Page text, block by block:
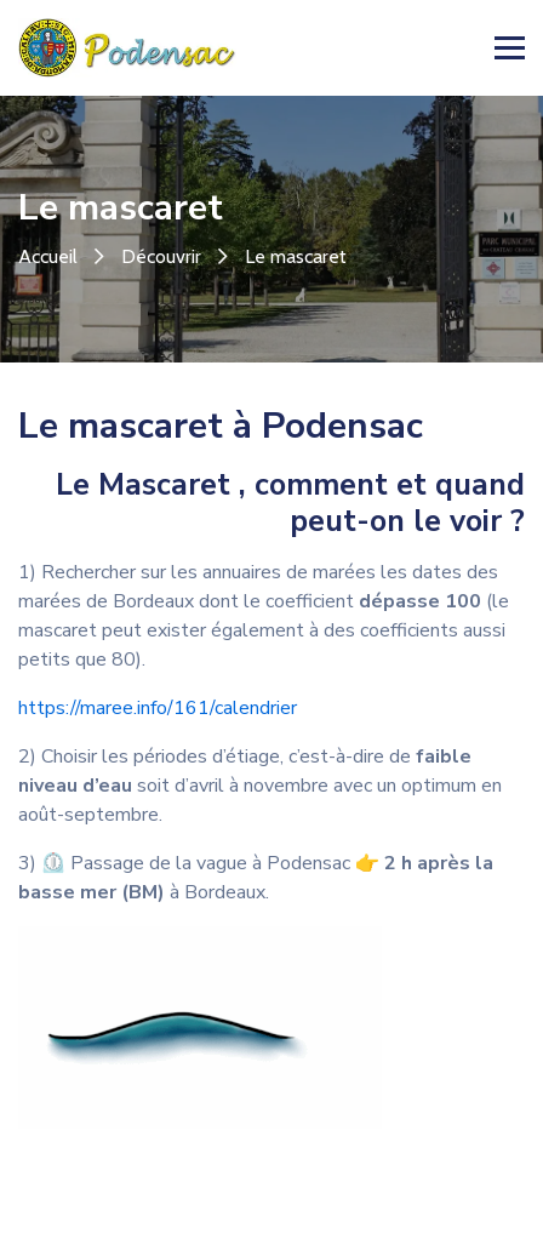
Le mascaret
Accueil Découvrir Le mascaret
Le mascaret à Podensac
Le Mascaret , comment et quand
peut-on le voir ?
1) Rechercher sur les annuaires de marées les dates des
marées de Bordeaux dont le coefficient dépasse 100 (le
mascaret peut exister également à des coefficients aussi
petits que 80).
https://maree.info/161/calendrier
2) Choisir les périodes d’étiage, c’est-à-dire de faible
niveau d’eau soit d’avril à novembre avec un optimum en
août-septembre.
3) ⏲️ Passage de la vague à Podensac 👉 2 h après la
basse mer (BM) à Bordeaux.